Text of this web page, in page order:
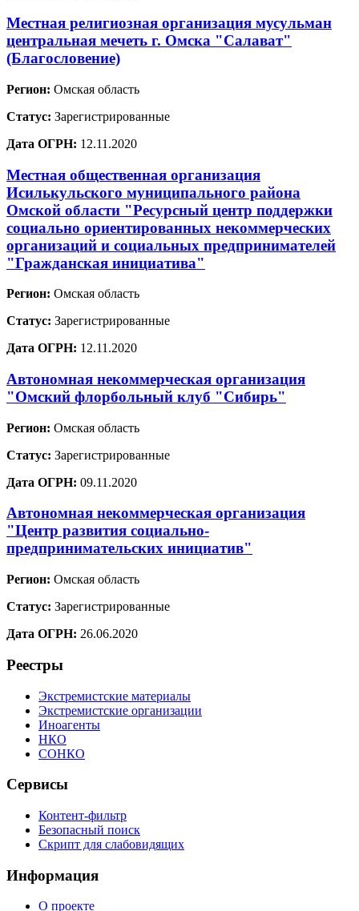
Местная религиозная организация мусульман
центральная мечеть г. Омска "Салават"
(Благословение)
Регион: Омская область
Статус: Зарегистрированные
Дата ОГРН: 12.11.2020
Местная общественная организация
Исилькульского муниципального района
Омской области "Ресурсный центр поддержки
социально ориентированных некоммерческих
организаций и социальных предпринимателей
"Гражданская инициатива"
Регион: Омская область
Статус: Зарегистрированные
Дата ОГРН: 12.11.2020
Автономная некоммерческая организация
"Омский флорбольный клуб "Сибирь"
Регион: Омская область
Статус: Зарегистрированные
Дата ОГРН: 09.11.2020
Автономная некоммерческая организация
"Центр развития социально-
предпринимательских инициатив"
Регион: Омская область
Статус: Зарегистрированные
Дата ОГРН: 26.06.2020
Реестры
Экстремистские материалы
Экстремистские организации
Иноагенты
НКО
СОНКО
Сервисы
Контент-фильтр
Безопасный поиск
Скрипт для слабовидящих
Информация
О проекте